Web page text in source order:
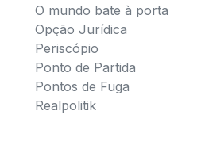
O mundo bate à porta
Opção Jurídica
Periscópio
Ponto de Partida
Pontos de Fuga
Realpolitik